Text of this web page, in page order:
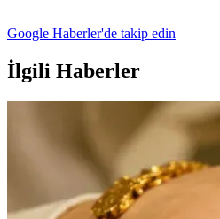
Google Haberler'de takip edin
İlgili Haberler